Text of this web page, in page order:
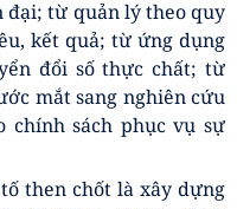
từ quản lý theo quy
kết quả; từ ứng dụng
đổi số thực chất; từ
mắt sang nghiên cứu
chính sách phục vụ sự
then chốt là xây dựng